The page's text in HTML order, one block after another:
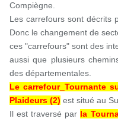
Compiègne.
Les carrefours sont décrits
Donc le changement de
ces "carrefours" sont des
aussi que plusieurs
des départementales.
Le carrefour_Tournante
Plaideurs (2) est situé au
Il est traversé par la